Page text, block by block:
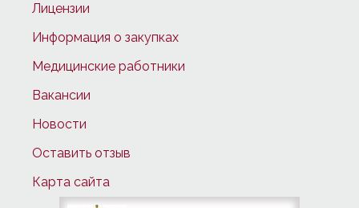
Лицензии
Информация о закупках
Медицинские работники
Вакансии
Новости
Оставить отзыв
Карта сайта